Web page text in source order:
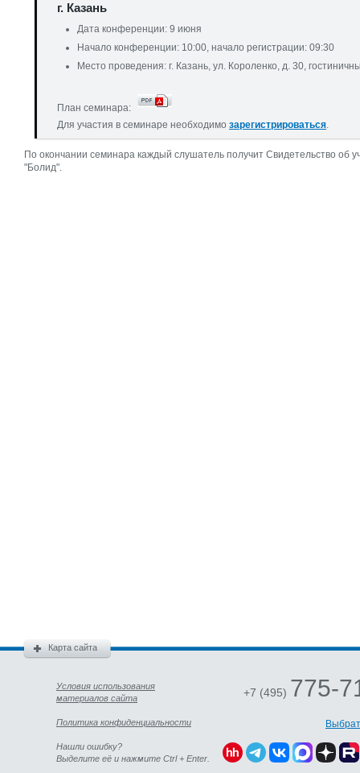
г. Казань
Дата конференции: 9 июня
Начало конференции: 10:00, начало регистрации: 09:30
Место проведения: г. Казань, ул. Короленко, д. 30,
План семинара:
Для участия в семинаре необходимо зарегистрироваться.
По окончании семинара каждый слушатель получит Свидетельство
"Болид".
Карта сайта
Условия использования
материалов сайта
Политика конфиденциальности
Нашли ошибку?
Выделите её и нажмите Ctrl + Enter.
+7 (495) 775-